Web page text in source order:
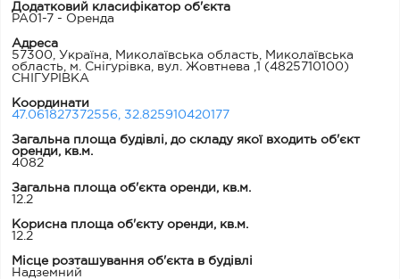
Додатковий класифікатор об'єкта
PA01-7 - Оренда
Адреса
57300, Україна, Миколаївська область, Миколаївська
область, м. Снігурівка, вул. Жовтнева ,1 (4825710100)
СНІГУРІВКА
Координати
47.061827372556, 32.825910420177
Загальна площа будівлі, до складу якої входить об'єкт
оренди, кв.м.
4082
Загальна площа об'єкта оренди, кв.м.
12.2
Корисна площа об'єкту оренди, кв.м.
12.2
Місце розташування об'єкта в будівлі
Надземний